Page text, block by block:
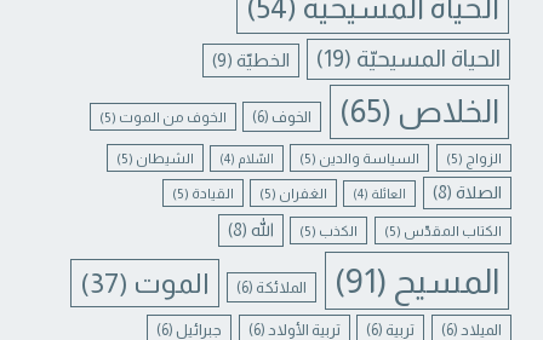
الحياة المسيحية (54)
الحياة المسيحيّة (19) الخطيّة (9)
الخلاص (65) الخوف (6) الخوف من الموت (5)
الزواج (5) السياسة والدين (5) السّلام (4) الشيطان (5)
الصلاة (8) العائلة (4) الغفران (5) القيادة (5)
الكتاب المقدّس (5) الكذب (5) الله (8)
المسيح (91) الملائكة (6) الموت (37)
الميلاد (6) تربية (6) تربية الأولاد (6) جبرائيل (6)